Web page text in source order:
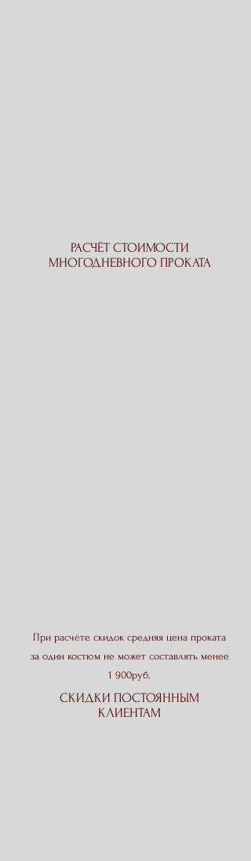
РАСЧЁТ СТОИМОСТИ
МНОГОДНЕВНОГО ПРОКАТА
При расчёте скидок средняя цена проката
за один костюм не может составлять менее
1 900руб.
СКИДКИ ПОСТОЯННЫМ
КЛИЕНТАМ